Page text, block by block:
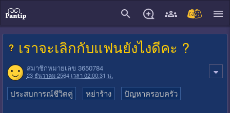
เราจะเลิกกับแฟนยังไงดีคะ ?
สมาชิกหมายเลข 3650784
23 ธันวาคม 2564 เวลา 02:00:31 น.
ประสบการณ์ชีวิตคู่ หย่าร้าง ปัญหาครอบครัว
close